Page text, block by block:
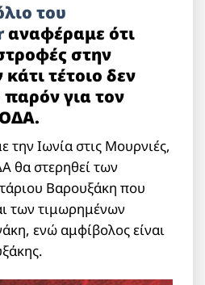
του
αναφέραμε ότι
στην
τέτοιο δεν
παρόν για τον
την Ιωνία στις Μουρνιές,
θα στερηθεί των
Βαρουξάκη που
των τιμωρημένων
ενώ αμφίβολος είναι